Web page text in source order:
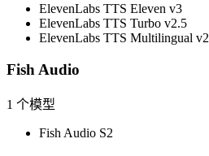
ElevenLabs TTS Eleven v3
ElevenLabs TTS Turbo v2.5
ElevenLabs TTS Multilingual v2
Fish Audio
1 个模型
Fish Audio S2